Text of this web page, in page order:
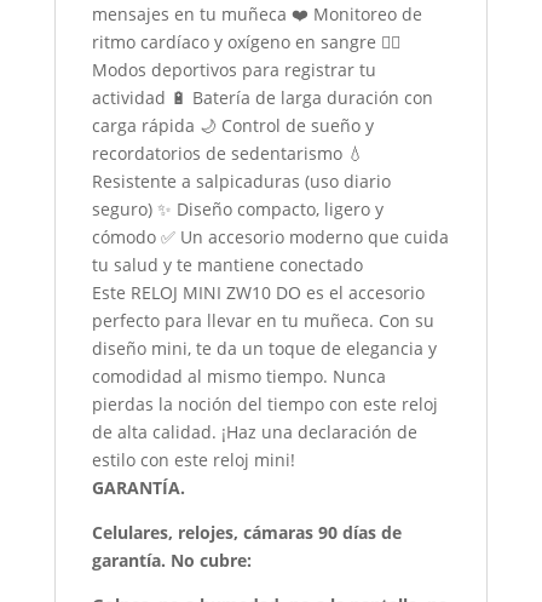
mensajes en tu muñeca ❤️ Monitoreo de
ritmo cardíaco y oxígeno en sangre 🏃‍♂️
Modos deportivos para registrar tu
actividad 🔋 Batería de larga duración con
carga rápida 🌙 Control de sueño y
recordatorios de sedentarismo 💧
Resistente a salpicaduras (uso diario
seguro) ✨ Diseño compacto, ligero y
cómodo ✅ Un accesorio moderno que cuida
tu salud y te mantiene conectado
Este RELOJ MINI ZW10 DO es el accesorio
perfecto para llevar en tu muñeca. Con su
diseño mini, te da un toque de elegancia y
comodidad al mismo tiempo. Nunca
pierdas la noción del tiempo con este reloj
de alta calidad. ¡Haz una declaración de
estilo con este reloj mini!
GARANTÍA.
Celulares, relojes, cámaras 90 días de
garantía. No cubre: